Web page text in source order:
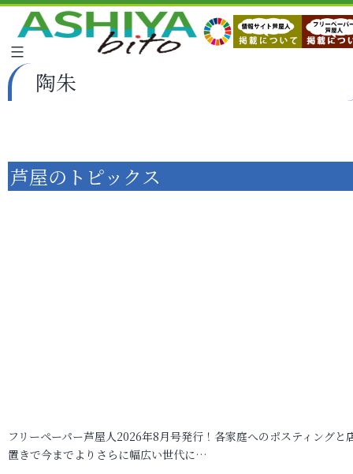
陶朱
芦屋のトピックス
フリーペーパー芦屋人2026年8月号発行！各家庭へのポスティングと
置きで今までよりさらに幅広い世代に…